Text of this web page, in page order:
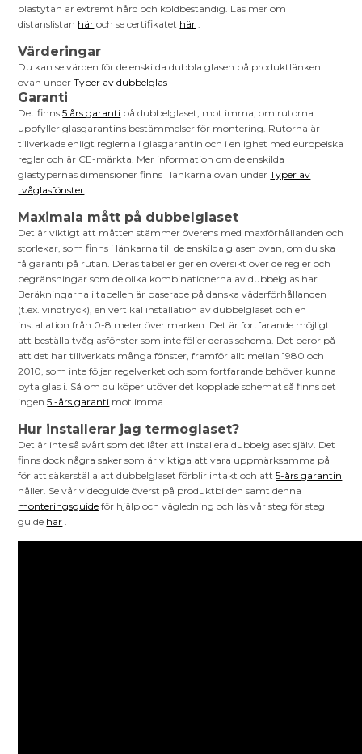
plastytan är extremt hård och köldbeständig. Läs mer om
distanslistan här och se certifikatet här
Värderingar
Du kan se värden för de enskilda dubbla glasen på produktlänken
ovan underTyper av dubbelglas
Garanti
Det finns5 års garanti på dubbelglaset, mot imma, om rutorna
uppfyller glasgarantins bestämmelser för montering. Rutorna är
tillverkade enligt reglerna i glasgarantin och i enlighet med europeiska
regler och är CE-märkta. Mer information om de enskilda
glastypernas dimensioner finns i länkarna ovan underTyper av
tvåglasfönster
Maximala mått på dubbelglaset
Det är viktigt att måtten stämmer överens med maxförhållanden och
storlekar, som finns i länkarna till de enskilda glasen ovan, om du ska
få garanti på rutan. Deras tabeller ger en översikt över de regler och
begränsningar som de olika kombinationerna av dubbelglas har.
Beräkningarna i tabellen är baserade på danska väderförhållanden
(t.ex. vindtryck), en vertikal installation av dubbelglaset och en
installation från 0-8 meter över marken. Det är fortfarande möjligt
att beställa tvåglasfönster som inte följer deras schema. Det beror på
att det har tillverkats många fönster, framför allt mellan 1980 och
2010, som inte följer regelverket och som fortfarande behöver kunna
byta glas i. Så om du köper utöver det kopplade schemat så finns det
ingen5 -års garanti mot imma.
Hur installerar jag termoglaset?
Det är inte så svårt som det låter att installera dubbelglaset själv. Det
finns dock några saker som är viktiga att vara uppmärksamma på
för att säkerställa att dubbelglaset förblir intakt och att5-års garantin
håller. Se vår videoguide överst på produktbilden samt denna
monteringsguide för hjälp och vägledning och läs vår steg för steg
guide här